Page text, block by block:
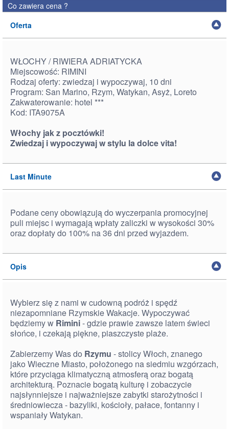
Co zawiera cena ?
Oferta
WŁOCHY / RIWIERA ADRIATYCKA
Miejscowość: RIMINI
Rodzaj oferty: zwiedzaj i wypoczywaj, 10 dni
Program: San Marino, Rzym, Watykan, Asyż, Loreto
Zakwaterowanie: hotel ***
Kod: ITA9075A
Włochy jak z pocztówki!
Zwiedzaj i wypoczywaj w stylu la dolce vita!
Last Minute
Podane ceny obowiązują do wyczerpania promocyjnej
puli miejsc i wymagają wpłaty zaliczki w wysokości 30%
oraz dopłaty do 100% na 36 dni przed wyjazdem.
Opis
Wybierz się z nami w cudowną podróż i spędź
niezapomniane Rzymskie Wakacje. Wypoczywać
będziemy w Rimini- gdzie prawie zawsze latem świeci
słońce, i czekają piękne, piaszczyste plaże.
Zabierzemy Was do Rzymu - stolicy Włoch, znanego
jako Wieczne Miasto, położonego na siedmiu wzgórzach,
które przyciąga klimatyczną atmosferą oraz bogatą
architekturą. Poznacie bogatą kulturę i zobaczycie
najsłynniejsze i najważniejsze zabytki starożytności i
średniowiecza - bazyliki, kościoły, pałace, fontanny i
wspaniały Watykan.